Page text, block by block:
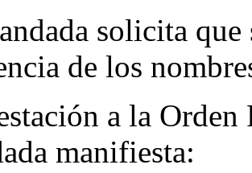
solicita
de los
a la
manifiesta: